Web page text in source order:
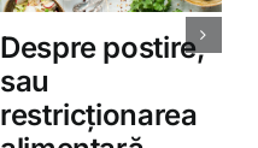
Despre postire,
sau
restricționarea